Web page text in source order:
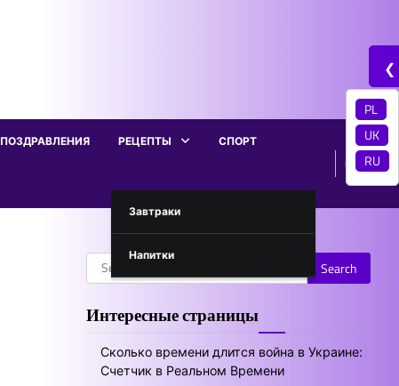
ПОЗДРАВЛЕНИЯ РЕЦЕПТЫ
Завтраки
Напитки
СПОРТ
Search
for:
Интересные страницы
Сколько времени длится война в Украине:
Счетчик в Реальном Времени
❮
PL
UK
RU